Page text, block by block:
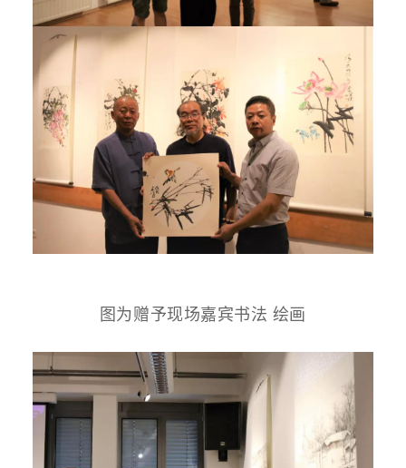
图为赠予现场嘉宾书法 绘画